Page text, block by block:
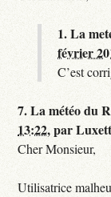
1.La
février
C’est
7.La météo du
13:22,par
Cher Monsieur,
Utilisatrice